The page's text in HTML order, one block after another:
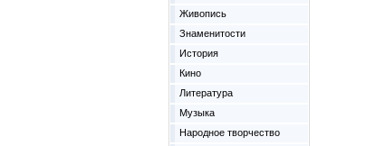
Живопись
Знаменитости
История
Кино
Литература
Музыка
Народное творчество